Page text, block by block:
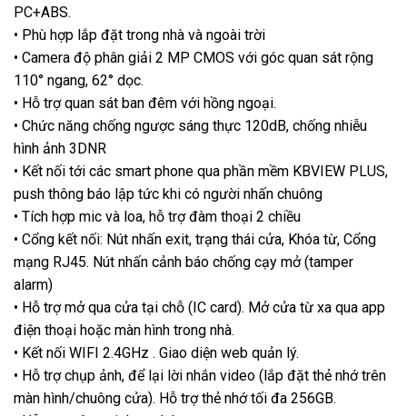
PC+ABS.
• Phù hợp lắp đặt trong nhà và ngoài trời
• Camera độ phân giải 2 MP CMOS với góc quan sát rộng
110° ngang, 62° dọc.
• Hỗ trợ quan sát ban đêm với hồng ngoại.
• Chức năng chống ngược sáng thực 120dB, chống nhiễu
hình ảnh 3DNR
• Kết nối tới các smart phone qua phần mềm KBVIEW PLUS,
push thông báo lập tức khi có người nhấn chuông
• Tích hợp mic và loa, hỗ trợ đàm thoại 2 chiều
• Cổng kết nối: Nút nhấn exit, trạng thái cửa, Khóa từ, Cổng
mạng RJ45. Nút nhấn cảnh báo chống cạy mở (tamper
alarm)
• Hỗ trợ mở qua cửa tại chỗ (IC card). Mở cửa từ xa qua app
điện thoại hoặc màn hình trong nhà.
• Kết nối WIFI 2.4GHz . Giao diện web quản lý.
• Hỗ trợ chụp ảnh, để lại lời nhắn video (lắp đặt thẻ nhớ trên
màn hình/chuông cửa). Hỗ trợ thẻ nhớ tối đa 256GB.